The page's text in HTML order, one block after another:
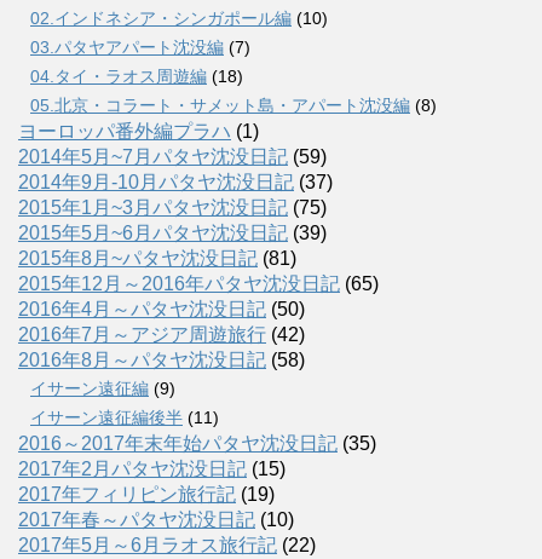
02.インドネシア・シンガポール編 (10)
03.パタヤアパート沈没編 (7)
04.タイ・ラオス周遊編 (18)
05.北京・コラート・サメット島・アパート沈没編 (8)
ヨーロッパ番外編プラハ (1)
2014年5月~7月パタヤ沈没日記 (59)
2014年9月-10月パタヤ沈没日記 (37)
2015年1月~3月パタヤ沈没日記 (75)
2015年5月~6月パタヤ沈没日記 (39)
2015年8月~パタヤ沈没日記 (81)
2015年12月～2016年パタヤ沈没日記 (65)
2016年4月～パタヤ沈没日記 (50)
2016年7月～アジア周遊旅行 (42)
2016年8月～パタヤ沈没日記 (58)
イサーン遠征編 (9)
イサーン遠征編後半 (11)
2016～2017年末年始パタヤ沈没日記 (35)
2017年2月パタヤ沈没日記 (15)
2017年フィリピン旅行記 (19)
2017年春～パタヤ沈没日記 (10)
2017年5月～6月ラオス旅行記 (22)